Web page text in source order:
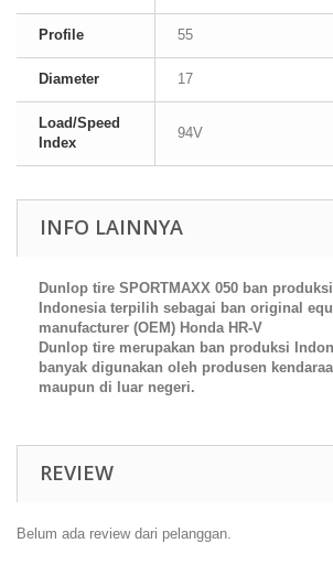
Profile 55
Diameter 17
Load/Speed
Index
94V
INFO LAINNYA
Dunlop tire SPORTMAXX 050 ban
Indonesia terpilih sebagai ban original
manufacturer (OEM) Honda HR-V
Dunlop tire merupakan ban produksi
banyak digunakan oleh produsen
maupun di luar negeri.
REVIEW
Belum ada review dari pelanggan.